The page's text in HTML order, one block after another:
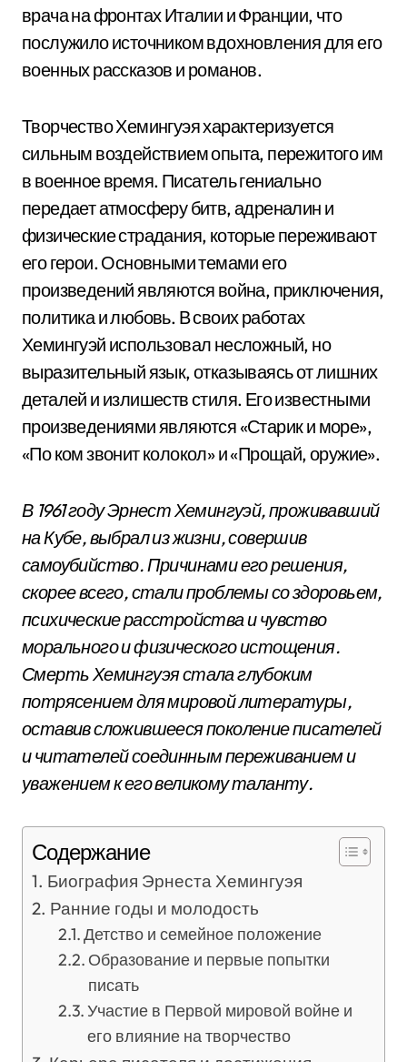
врача на фронтах Италии и Франции, что
послужило источником вдохновления для его
военных рассказов и романов.
Творчество Хемингуэя характеризуется
сильным воздействием опыта, пережитого им
в военное время. Писатель гениально
передает атмосферу битв, адреналин и
физические страдания, которые переживают
его герои. Основными темами его
произведений являются война, приключения,
политика и любовь. В своих работах
Хемингуэй использовал несложный, но
выразительный язык, отказываясь от лишних
деталей и излишеств стиля. Его известными
произведениями являются «Старик и море»,
«По ком звонит колокол» и «Прощай, оружие».
В 1961 году Эрнест Хемингуэй, проживавший
на Кубе, выбрал из жизни, совершив
самоубийство. Причинами его решения,
скорее всего, стали проблемы со здоровьем,
психические расстройства и чувство
морального и физического истощения.
Смерть Хемингуэя стала глубоким
потрясением для мировой литературы,
оставив сложившееся поколение писателей
и читателей соединным переживанием и
уважением к его великому таланту.
Содержание
Биография Эрнеста Хемингуэя
Ранние годы и молодость
Детство и семейное положение
Образование и первые попытки
писать
Участие в Первой мировой войне и
его влияние на творчество